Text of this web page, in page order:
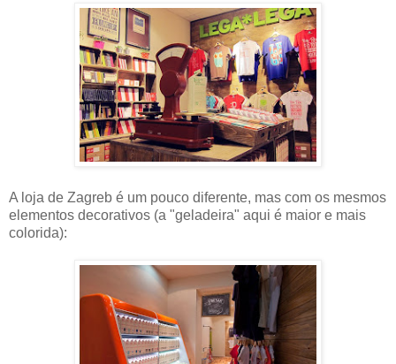
A loja de Zagreb é um pouco diferente, mas com os mesmos
elementos decorativos (a "geladeira" aqui é maior e mais
colorida):